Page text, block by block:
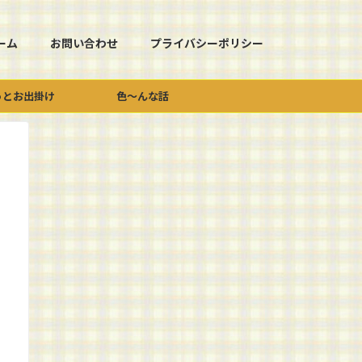
ム お問い合わせ プライバシーポリシー
お出掛け 色～んな話